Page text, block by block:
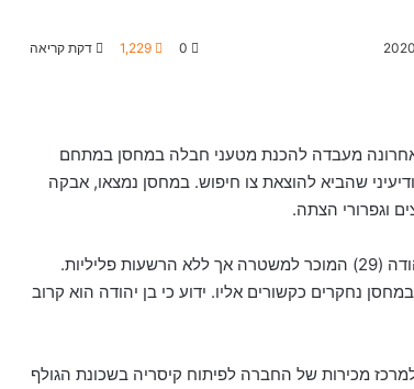
0
1,229 דקת קריאה
מעבדה להכנת מטעני חבלה במחסן במתחם
שהביא להוצאת צו חיפוש. במחסן נמצאו, אבקה
וגפרורי הצתה.
מאיר (מישל) יאיר בן יהודה (29) המוכר למשטרה אך ללא הרשעות פליליות.
נחקרים כקשורים אליו. ידוע כי בן יהודה הוא קרוב
מכירות של החברה לפיתוח קיסריה בשכונת הגולף